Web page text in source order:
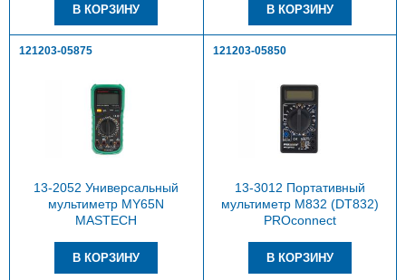
121203-05875
13-2052 Универсальный
мультиметр MY65N
MASTECH
121203-05850
13-3012 Портативный
мультиметр M832 (DT832)
PROconnect